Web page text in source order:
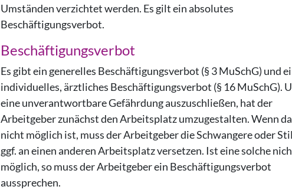
Umständen verzichtet werden. Es gilt ein absolutes
Beschäftigungsverbot.
Beschäftigungsverbot
Es gibt ein generelles Beschäftigungsverbot (§ 3 MuSchG) und
individuelles, ärztliches Beschäftigungsverbot (§ 16 MuSchG).
eine unverantwortbare Gefährdung auszuschließen, hat der
Arbeitgeber zunächst den Arbeitsplatz umzugestalten. Wenn
nicht möglich ist, muss der Arbeitgeber die Schwangere oder
ggf. an einen anderen Arbeitsplatz versetzen. Ist eine solche
möglich, so muss der Arbeitgeber ein Beschäftigungsverbot
aussprechen.